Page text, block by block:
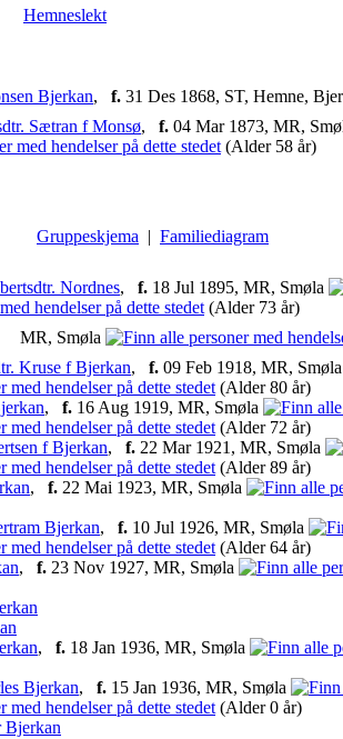
Hemneslekt
Bjerkan, f. 31 Des 1868, ST, Hemne,
Sætran f Monsø, f. 04 Mar 1873, MR,
(Alder 58 år)
Gruppeskjema | Familiediagram
Nordnes, f. 18 Jul 1895, MR, Smøla
(Alder 73 år)
MR, Smøla
Kruse f Bjerkan, f. 09 Feb 1918, MR, Smøla
(Alder 80 år)
, f. 16 Aug 1919, MR, Smøla
(Alder 72 år)
f Bjerkan, f. 22 Mar 1921, MR, Smøla
(Alder 89 år)
, f. 22 Mai 1923, MR, Smøla
Bjerkan, f. 10 Jul 1926, MR, Smøla
(Alder 64 år)
, f. 23 Nov 1927, MR, Smøla
, f. 18 Jan 1936, MR, Smøla
Bjerkan, f. 15 Jan 1936, MR, Smøla
(Alder 0 år)
Bjerkan